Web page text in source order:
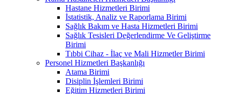
Hastane Hizmetleri Birimi
İstatistik, Analiz ve Raporlama Birimi
Sağlık Bakım ve Hasta Hizmetleri Birimi
Sağlık Tesisleri Değerlendirme Ve Geliştirme
Birimi
Tıbbi Cihaz - İlaç ve Mali Hizmetler Birimi
Personel Hizmetleri Başkanlığı
Atama Birimi
Disiplin İşlemleri Birimi
Eğitim Hizmetleri Birimi